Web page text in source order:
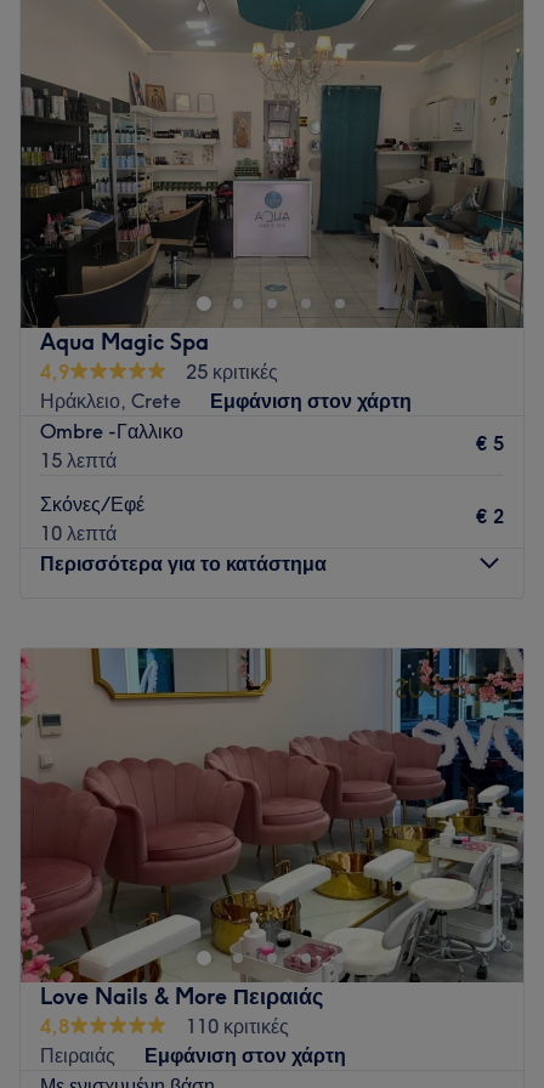
Go to venue
09:00–21:00
Παρασκευή
09:00
Σάββατο
09:00
17:00
Κυριακή
Κλειστό
Το HNS nail salon βρίσκεται στο πεζόδρομο Νέας Ιωνίας
πλησίον του σταθμού ΗΣΑΠ και προσφέρει μια μεγάλη
γκάμα υπηρεσιών ομορφιάς,
Go to venue
Aqua Magic Spa
4,9
25 κριτικές
Ηράκλειο, Crete
Εμφάνιση στον χάρτη
Ombre -Γαλλικο
15 λεπτά
€ 5
Σκόνες/Εφέ
10 λεπτά
€ 2
Περισσότερα για το κατάστημα
Τρίτη
10:00 –21:30
Τετάρτη
10:00–21:30
Πέμπτη
10:00–21:30
10:00 –21:30
Σάββατο
10:00–21:30
Κυριακή
12:00–20:30
Το Aqua Magic Spa διευθύνει η Νίκη Μαυράκη. Με γνώσεις
spa και κομμωτηρίου έχει δημιουργήσει ένα χώρο όπου κάθε
γυναίκα και άντρας θα ήθελε να περάσει λίγες μαγικές
στιγμές χαλάρωσης και ομορφιάς.
Διαθέτουμε τις απαραίτητες γνώσεις για να σας
προσφέρουμε υπηρεσίες όπως: μανικιούρ, πεντικιούρ,
φρύδια-βλεφαρίδες, μασάζ, fish spa, κομμώσεις κ.α.
Love Nails & More Πειραιάς
4,8
110 κριτικές
Πειραιάς
Εμφάνιση στον χάρτη